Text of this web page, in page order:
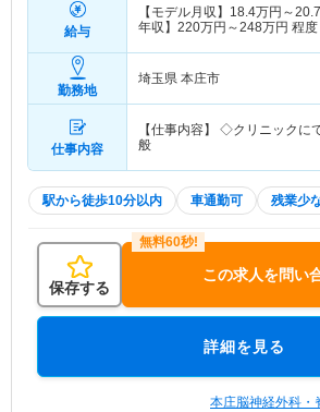
給与
【モデル月収】 18.4万円～20.7
年収】 220万円～248万円 程度
勤務地
埼玉県 本庄市
仕事内容
【仕事内容】 ◇クリニックに
般
駅から徒歩10分以内 車通勤可 残業少
保存する
この求人を問い
詳細を見る
本庄脳神経外科・